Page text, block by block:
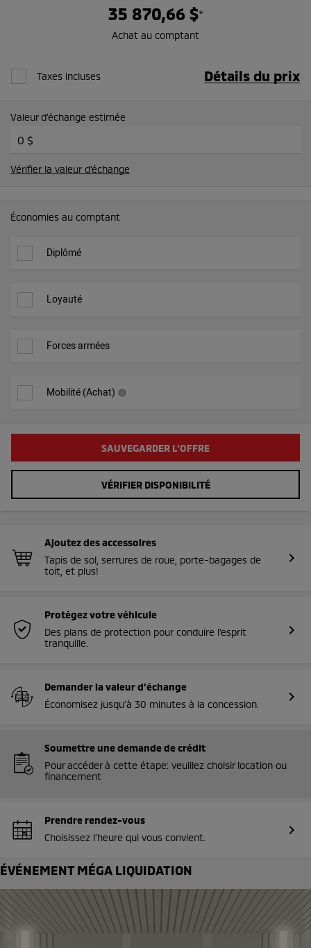
35 870,66 $*
Achat au comptant
Taxes incluses Détails du prix
Valeur d’échange estimée
Vérifier la valeur d’échange
Économies au comptant
Diplômé
Loyauté
Forces armées
Mobilité (Achat) info
SAUVEGARDER L’OFFRE
VÉRIFIER DISPONIBILITÉ
Ajoutez des accessoires
Tapis de sol, serrures de roue, porte-bagages de
toit, et plus!
chevron_right
Protégez votre véhicule
Des plans de protection pour conduire l’esprit
tranquille.
chevron_right
Demander la valeur d’échange
Économisez jusqu’à 30 minutes à la concession.
chevron_right
Soumettre une demande de crédit
Pour accéder à cette étape: veuillez choisir location ou
financement
Prendre rendez-vous
Choisissez l’heure qui vous convient.
chevron_right
ÉVÉNEMENT MÉGA LIQUIDATION